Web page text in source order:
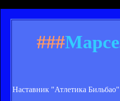
###
Наставник "Атлетика